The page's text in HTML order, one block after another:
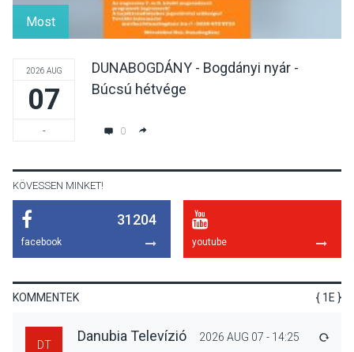
fokozott védelmére a nyári
hőségben
KULTÚRA
Dunavirág Ünnep Verőcén –
Most
2026 AUG
07
-
DUNABOGDÁNY - Bogdányi nyár -
Búcsú hétvége
0
KÖVESSEN MINKET!
31204
facebook youtube
KOMMENTEK { 1E }
DT
Danubia Televízió 2026 AUG 07 - 14:25